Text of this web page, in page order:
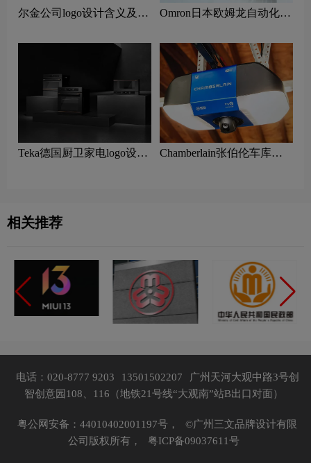
尔金公司logo设计含义及数
Omron日本欧姆龙自动化
牌理念
Teka‌‌德国‌‌厨卫家电logo设计
Chamberlain张伯伦车库开
相关推荐
电话：020-8777 9203 13501502207
广州天河大观中路3号创
智创意园108、116（地铁21号线“大观南”站B出口对面）
粤公网安备：44010402001197号，
©广州三文品牌设计有限
公司版权所有，
粤ICP备09037611号